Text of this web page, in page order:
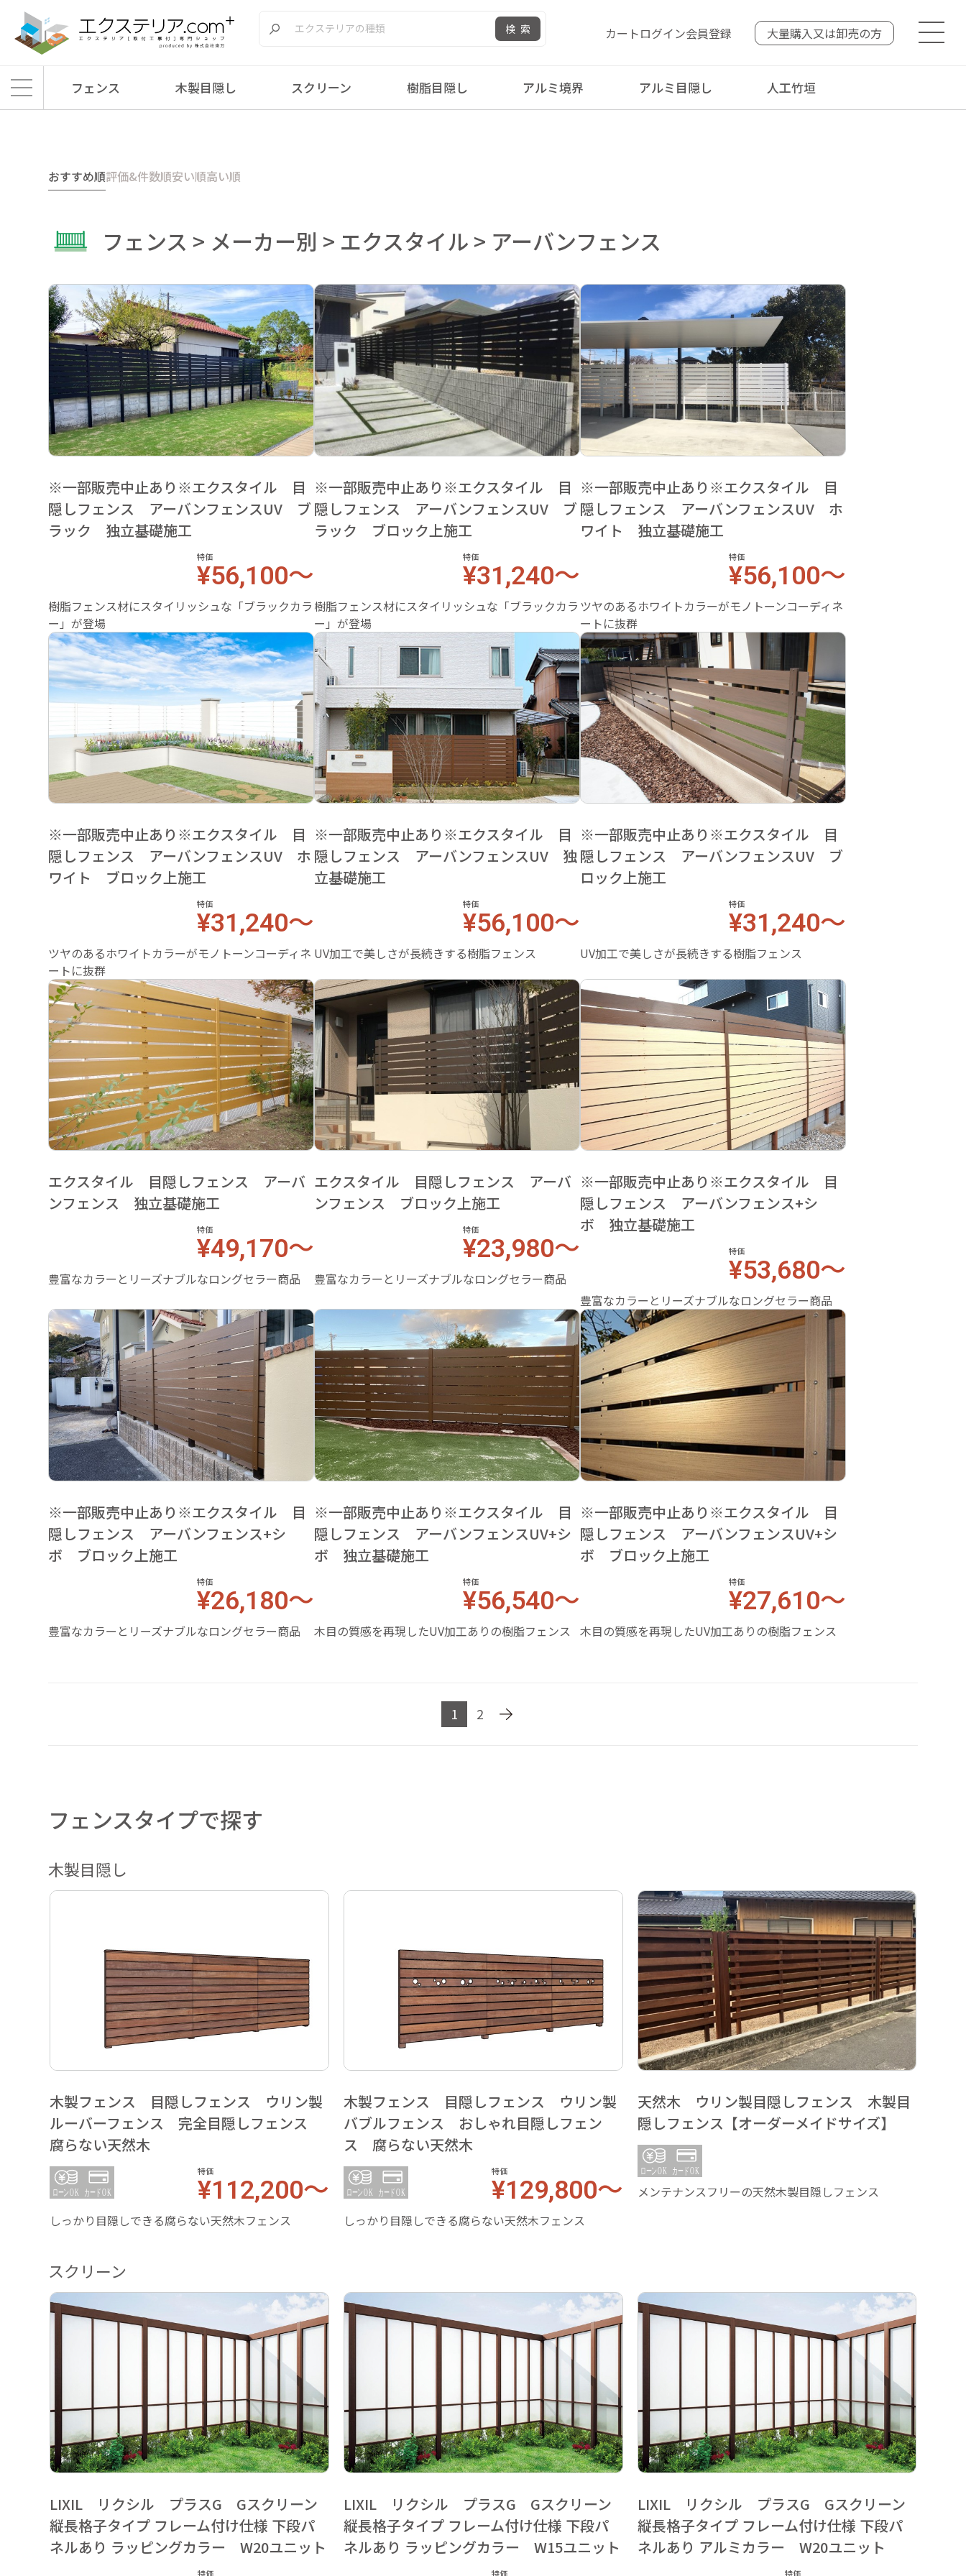
検索 カートログイン会員登録 大量購入又は卸売の方
フェンス 木製目隠し スクリーン 樹脂目隠し アルミ境界 アルミ目隠し 人工竹垣
おすすめ順評価&件数順安い順高い順
フェンス > メーカー別 > エクスタイル > アーバンフェンス
※一部販売中止あり※エクスタイル 目
隠しフェンス アーバンフェンスUV ブ
ラック 独立基礎施工
特価
¥56,100～
樹脂フェンス材にスタイリッシュな「ブラックカラ
ー」が登場
※一部販売中止あり※エクスタイル 目
隠しフェンス アーバンフェンスUV ブ
ラック ブロック上施工
特価
¥31,240～
樹脂フェンス材にスタイリッシュな「ブラックカラ
ー」が登場
※一部販売中止あり※エクスタイル 目
隠しフェンス アーバンフェンスUV ホ
ワイト 独立基礎施工
特価
¥56,100～
ツヤのあるホワイトカラーがモノトーンコーディネ
ートに抜群
※一部販売中止あり※エクスタイル 目
隠しフェンス アーバンフェンスUV ホ
ワイト ブロック上施工
特価
¥31,240～
ツヤのあるホワイトカラーがモノトーンコーディネ
ートに抜群
※一部販売中止あり※エクスタイル 目
隠しフェンス アーバンフェンスUV 独
立基礎施工
特価
¥56,100～
UV加工で美しさが長続きする樹脂フェンス
※一部販売中止あり※エクスタイル 目
隠しフェンス アーバンフェンスUV ブ
ロック上施工
特価
¥31,240～
UV加工で美しさが長続きする樹脂フェンス
エクスタイル 目隠しフェンス アーバ
ンフェンス 独立基礎施工
特価
¥49,170～
豊富なカラーとリーズナブルなロングセラー商品
エクスタイル 目隠しフェンス アーバ
ンフェンス ブロック上施工
特価
¥23,980～
豊富なカラーとリーズナブルなロングセラー商品
※一部販売中止あり※エクスタイル 目
隠しフェンス アーバンフェンス+シ
ボ 独立基礎施工
特価
¥53,680～
豊富なカラーとリーズナブルなロングセラー商品
※一部販売中止あり※エクスタイル 目
隠しフェンス アーバンフェンス+シ
ボ ブロック上施工
特価
¥26,180～
豊富なカラーとリーズナブルなロングセラー商品
※一部販売中止あり※エクスタイル 目
隠しフェンス アーバンフェンスUV+シ
ボ 独立基礎施工
特価
¥56,540～
木目の質感を再現したUV加工ありの樹脂フェンス
※一部販売中止あり※エクスタイル 目
隠しフェンス アーバンフェンスUV+シ
ボ ブロック上施工
特価
¥27,610～
木目の質感を再現したUV加工ありの樹脂フェンス
1 2
フェンスタイプで探す
木製目隠し
木製フェンス 目隠しフェンス ウリン製
ルーバーフェンス 完全目隠しフェンス
腐らない天然木
特価
¥112,200～
しっかり目隠しできる腐らない天然木フェンス
木製フェンス 目隠しフェンス ウリン製
バブルフェンス おしゃれ目隠しフェン
ス 腐らない天然木
特価
¥129,800～
しっかり目隠しできる腐らない天然木フェンス
天然木 ウリン製目隠しフェンス 木製目
隠しフェンス【オーダーメイドサイズ】
メンテナンスフリーの天然木製目隠しフェンス
スクリーン
LIXIL リクシル プラスG Gスクリーン
縦長格子タイプ フレーム付け仕様 下段パ
ネルあり ラッピングカラー W20ユニット
特価
LIXIL リクシル プラスG Gスクリーン
縦長格子タイプ フレーム付け仕様 下段パ
ネルあり ラッピングカラー W15ユニット
特価
LIXIL リクシル プラスG Gスクリーン
縦長格子タイプ フレーム付け仕様 下段パ
ネルあり アルミカラー W20ユニット
特価